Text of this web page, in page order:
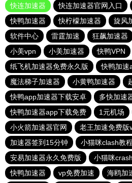
快连加速器
快连加速器官网入口
快鸭加速器
快柠檬加速器 旋风
软件中心
雷霆加速 狂飙加速器
小美vpn
小美加速器
快鸭VPN
纸飞机加速器免费永久版
快鸭加速
魔法梯子加速器
小黄鸭加速器
快鸭app加速器下载安卓
多快加速
快鸭加速器app下载免费
1元机场
小火箭加速器官网
老王加速免费版
加速器签到15分钟
小猫咪clash教程
安易加速器永久免费版
小猫咪
快鸭加速器
vp免费加速 海鸥加